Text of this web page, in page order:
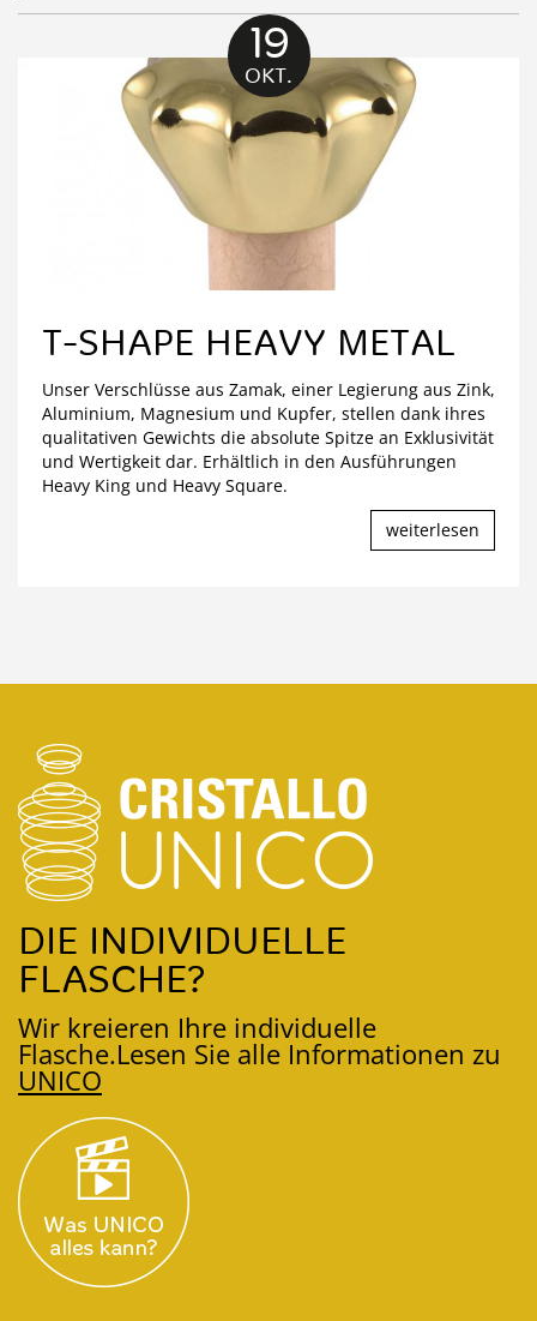
19
OKT.
T-SHAPE HEAVY METAL
Unser Verschlüsse aus Zamak, einer Legierung aus Zink,
Aluminium, Magnesium und Kupfer, stellen dank ihres
qualitativen Gewichts die absolute Spitze an Exklusivität
und Wertigkeit dar. Erhältlich in den Ausführungen
Heavy King und Heavy Square.
weiterlesen
DIE INDIVIDUELLE
FLASCHE?
Wir kreieren Ihre individuelle
Flasche.Lesen Sie alle Informationen zu
UNICO